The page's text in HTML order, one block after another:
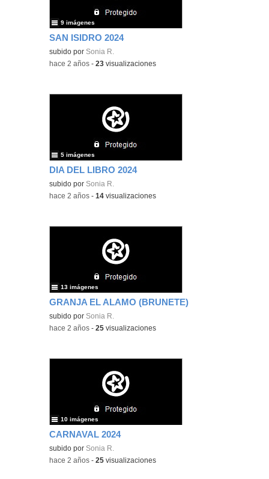
SAN ISIDRO 2024
subido por Sonia R.
9 imágenes
-hace 2 años -23 visualizaciones
DIA DEL LIBRO 2024
subido por Sonia R.
5 imágenes
-hace 2 años -14 visualizaciones
GRANJA EL ALAMO (BRUNETE)
subido por Sonia R.
13 imágenes
-hace 2 años -25 visualizaciones
CARNAVAL 2024
subido por Sonia R.
10 imágenes
-hace 2 años -25 visualizaciones